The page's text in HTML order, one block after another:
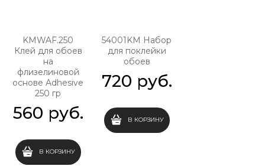
KMWAF.250
Клей для обоев
на
флизелиновой
основе Adhesive
250 гр
560 руб.
В КОРЗИНУ
54001KM Набор
для поклейки
обоев
720 руб.
В КОРЗИНУ